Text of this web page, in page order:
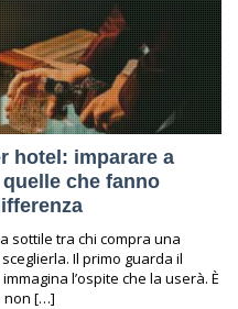
hotel: imparare a
che fanno
sottile tra chi compra una
Il primo guarda il
l’ospite che la userà. È
non […]